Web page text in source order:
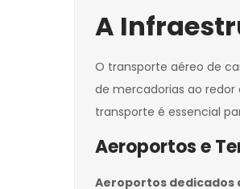
A
O transporte aéreo de
de mercadorias ao
transporte é essencial
Aeroportos e
Aeroportos dedicados